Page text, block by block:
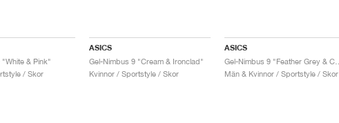
& Pink"
/ Skor
ASICS
Gel-Nimbus 9 "Cream & Ironclad"
Kvinnor / Sportstyle / Skor
ASICS
Gel-Nimbus 9 "Feather Grey & Carrier Grey"
Män & Kvinnor / Sportstyle / Skor